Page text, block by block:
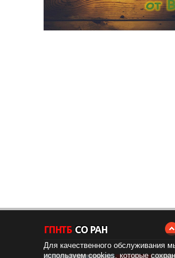
Для качественного обслуживания
используем cookies, которые